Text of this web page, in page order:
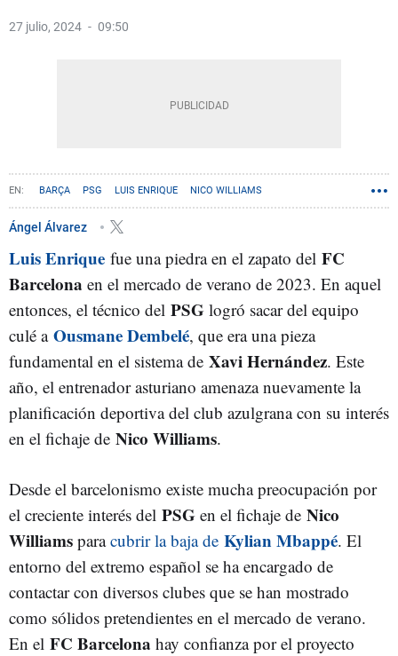
27 julio, 2024 09:50
BARÇA PSG LUIS ENRIQUE NICO WILLIAMS
Ángel Álvarez
Luis Enrique fue una piedra en el zapato del FC
Barcelona en el mercado de verano de 2023. En aquel
entonces, el técnico del PSG logró sacar del equipo
culé a Ousmane Dembelé, que era una pieza
fundamental en el sistema de Xavi Hernández. Este
año, el entrenador asturiano amenaza nuevamente la
planificación deportiva del club azulgrana con su interés
en el fichaje de Nico Williams.
Desde el barcelonismo existe mucha preocupación por
el creciente interés del PSG en el fichaje de Nico
Williams paracubrir la baja de Kylian Mbappé. El
entorno del extremo español se ha encargado de
contactar con diversos clubes que se han mostrado
como sólidos pretendientes en el mercado de verano.
En el FC Barcelona hay confianza por el proyecto